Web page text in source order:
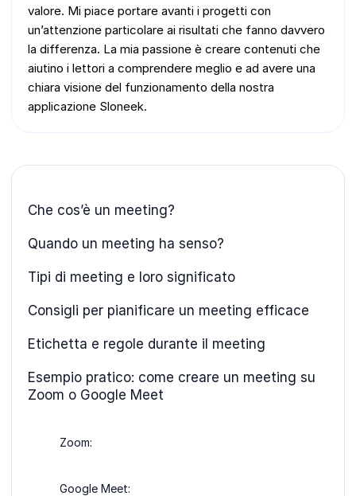
valore. Mi piace portare avanti i progetti con
un’attenzione particolare ai risultati che fanno davvero
la differenza. La mia passione è creare contenuti che
aiutino i lettori a comprendere meglio e ad avere una
chiara visione del funzionamento della nostra
applicazione Sloneek.
Che cos’è un meeting?
Quando un meeting ha senso?
Tipi di meeting e loro significato
Consigli per pianificare un meeting efficace
Etichetta e regole durante il meeting
Esempio pratico: come creare un meeting su
Zoom o Google Meet
Zoom:
Google Meet: